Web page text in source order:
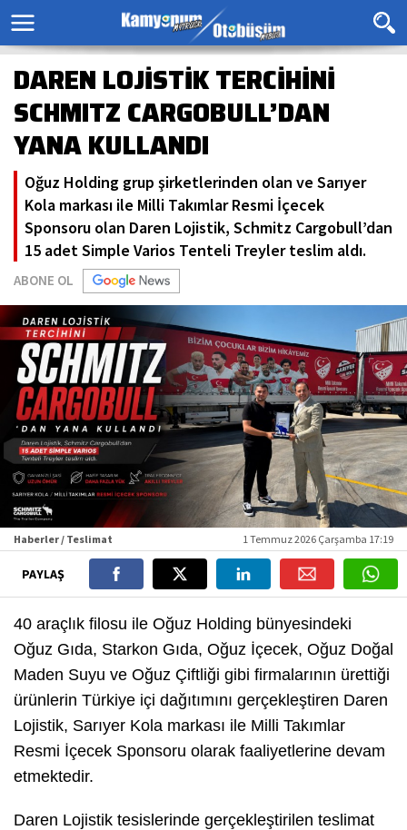
DAREN LOJİSTİK TERCİHİNİ
SCHMITZ CARGOBULL’DAN
YANA KULLANDI
Oğuz Holding grup şirketlerinden olan ve Sarıyer
Kola markası ile Milli Takımlar Resmi İçecek
Sponsoru olan Daren Lojistik, Schmitz Cargobull’dan
15 adet Simple Varios Tenteli Treyler teslim aldı.
ABONE OL
Haberler / Teslimat 1 Temmuz 2026 Çarşamba 17:19
PAYLAŞ
40 araçlık filosu ile Oğuz Holding bünyesindeki
Oğuz Gıda, Starkon Gıda, Oğuz İçecek, Oğuz Doğal
Maden Suyu ve Oğuz Çiftliği gibi firmalarının ürettiği
ürünlerin Türkiye içi dağıtımını gerçekleştiren Daren
Lojistik, Sarıyer Kola markası ile Milli Takımlar
Resmi İçecek Sponsoru olarak faaliyetlerine devam
etmektedir.
Daren Lojistik tesislerinde gerçekleştirilen teslimat